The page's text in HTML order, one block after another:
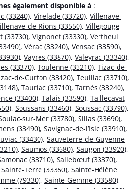
également disponible à :
(33240), Virelade (33720), Villenave-
de-Rions (33550), Villegouge
(33730), Vignonet (33330), Vertheuil
, Vérac (33240), Vensac (33590),
, Vayres (33870), Valeyrac (33340),
(33370), Toulenne (33210), Tizac-de-
de-Curton (33420), Teuillac (33710),
, Tauriac (33710), Tarnès (33240),
(33400), Talais (33590), Taillecavat
, Soussans (33460), Soussac (33790),
sur-Mer (33780), Sillas (33690),
(33490), Savignac-de-l’Isle (33910),
(33430), Sauveterre-de-Guyenne
, Saumos (33680), Saugon (33920),
(33710), Sallebœuf (33370),
Sainte-Terre (33350), Sainte-Hélène
(79330), Sainte-Gemme (33580),